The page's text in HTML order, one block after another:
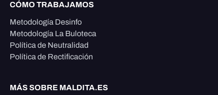
CÓMO TRABAJAMOS
Metodología Desinfo
Metodología La Buloteca
Política de Neutralidad
Política de Rectificación
MÁS SOBRE MALDITA.ES